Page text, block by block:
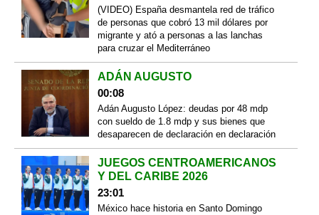
(VIDEO) España desmantela red de tráfico
de personas que cobró 13 mil dólares por
migrante y ató a personas a las lanchas
para cruzar el Mediterráneo
ADÁN AUGUSTO
00:08
Adán Augusto López: deudas por 48 mdp
con sueldo de 1.8 mdp y sus bienes que
desaparecen de declaración en declaración
JUEGOS CENTROAMERICANOS
Y DEL CARIBE 2026
23:01
México hace historia en Santo Domingo